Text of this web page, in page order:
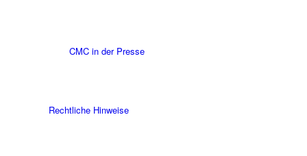
CMC in der Presse
Rechtliche Hinweise